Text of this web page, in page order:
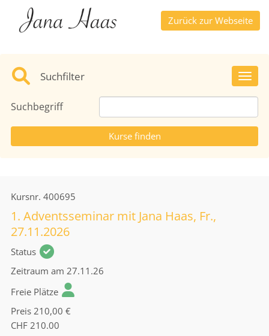
Zurück zur Webseite
Suchfilter
Suchbegriff
Kursnr. 400695
1. Adventsseminar mit Jana Haas, Fr.,
27.11.2026
Status
Zeitraum am 27.11.26
Freie Plätze
Preis 210,00 €
CHF 210.00